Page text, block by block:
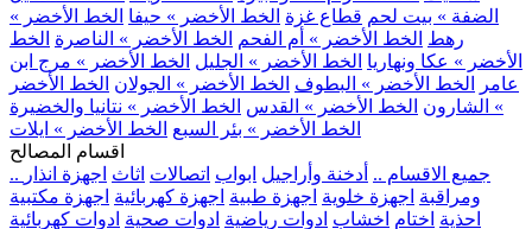
الضفة » بيت لحم قطاع غزة الخط الأخضر » حيفا الخط الأخضر »
رهط الخط الأخضر » أم الفحم الخط الأخضر » الناصرة الخط
الأخضر » عكا ونهاريا الخط الأخضر » الجليل الخط الأخضر » مرج ابن
عامر
الخط الأخضر » البطوف الخط الأخضر » الجولان الخط الأخضر
» الشارون الخط الأخضر » القدس الخط الأخضر » نتانيا والخضيرة
الخط الأخضر » بئر السبع الخط الأخضر » ايلات
اقسام المصالح
.. جميع الاقسام .. أدخنة وأراجيل ابواب اتصالات اثاث اجهزة انذار
ومراقبة اجهزة خلوية اجهزة طبية اجهزة كهربائية اجهزة مكتبية
احذية اختام اخشاب ادوات رياضية ادوات صحية ادوات كهربائية